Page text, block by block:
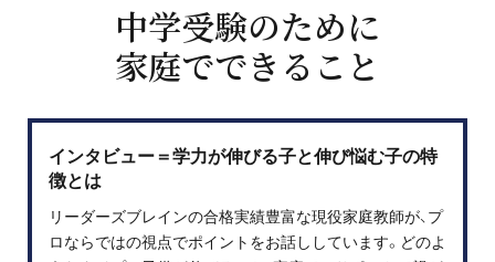
中学受験のために
家庭でできること
インタビュー＝学力が伸びる子と伸び悩む子の特
徴とは
リーダーズブレインの合格実績豊富な現役家庭教師が、プ
ロならではの視点でポイントをお話ししています。どのよ